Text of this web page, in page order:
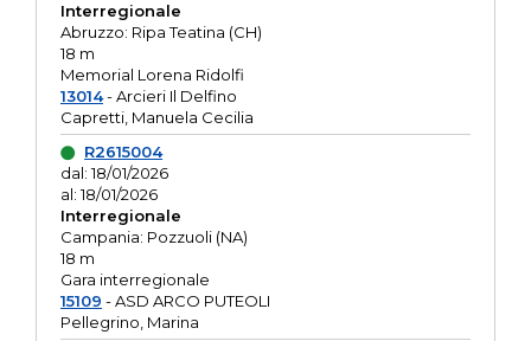
Interregionale
Abruzzo: Ripa Teatina (CH)
18 m
Memorial Lorena Ridolfi
13014- Arcieri Il Delfino
Capretti, Manuela Cecilia
R2615004
dal: 18/01/2026
al: 18/01/2026
Interregionale
Campania: Pozzuoli (NA)
18 m
Gara interregionale
15109 - ASD ARCO PUTEOLI
Pellegrino, Marina